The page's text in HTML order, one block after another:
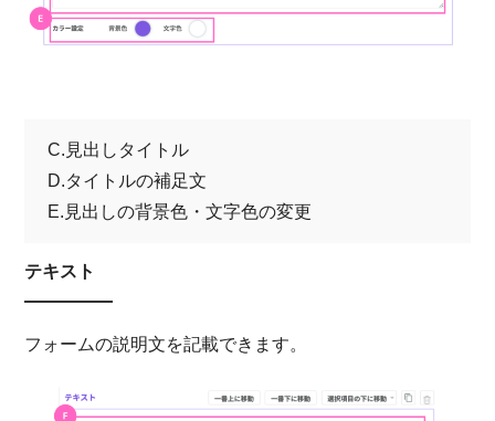
C.見出しタイトル
D.タイトルの補足文
E.見出しの背景色・文字色の変更
テキスト
フォームの説明文を記載できます。